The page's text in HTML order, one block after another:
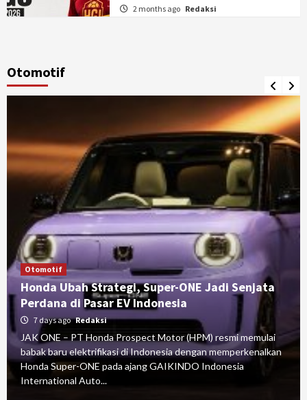
2 months ago Redaksi
Otomotif
Otomotif
Honda Ubah Strategi, Super-ONE Jadi Senjata
Perdana di Pasar EV Indonesia
7 days ago Redaksi
JAK ONE – PT Honda Prospect Motor (HPM) resmi memulai
babak baru elektrifikasi di Indonesia dengan memperkenalkan
Honda Super-ONE pada ajang GAIKINDO Indonesia
International Auto...